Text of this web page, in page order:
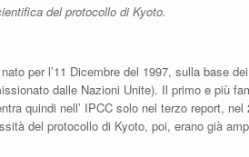
del protocollo di Kyoto.
per l’11 Dicembre del 1997, sulla base
dalle Nazioni Unite). Il primo e più
quindi nell’ IPCC solo nel terzo report,
del protocollo di Kyoto, poi, erano già